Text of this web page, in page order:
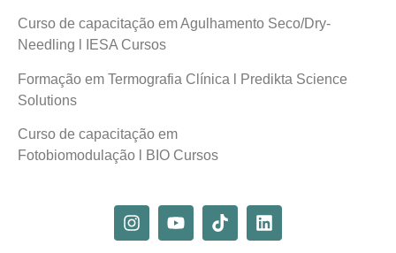
Curso de capacitação em Agulhamento Seco/Dry-
Needling l IESA Cursos
Formação em Termografia Clínica l Predikta Science
Solutions
Curso de capacitação em
Fotobiomodulação l BIO Cursos